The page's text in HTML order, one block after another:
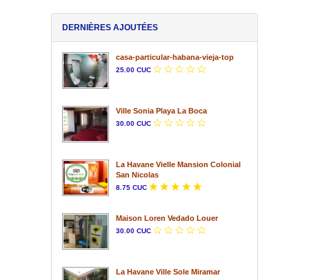
DERNIÈRES AJOUTÉES
casa-particular-habana-vieja-top
25.00 CUC
Ville Sonia Playa La Boca
30.00 CUC
La Havane Vielle Mansion Colonial
San Nicolas
8.75 CUC
Maison Loren Vedado Louer
30.00 CUC
La Havane Ville Sole Miramar